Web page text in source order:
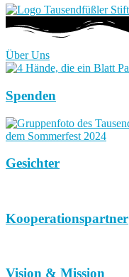
Über Uns
Spenden
Gesichter
Kooperationspartner
Vision & Mission